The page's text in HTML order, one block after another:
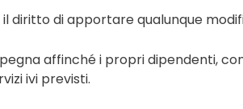
il diritto di apportare qualunque
affinché i propri dipendenti,
ivi previsti.